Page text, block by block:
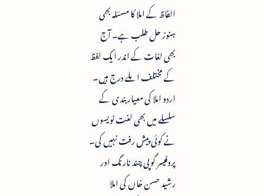
الفاظ کے املا کا مسئلہ بھی
ہنوز حل طلب ہے۔ آج
بھی لغات کے اندر ایک لفظ
کے مختلف املے درج ہیں۔
اردو املا کی معیار بندی کے
سلسلے میں بھی لغت نویسوں
نے کوئی پیش رفت نہیں کی۔
پروفیسر گوپی چند نارنگ اور
رشید حسن خاں کی املا